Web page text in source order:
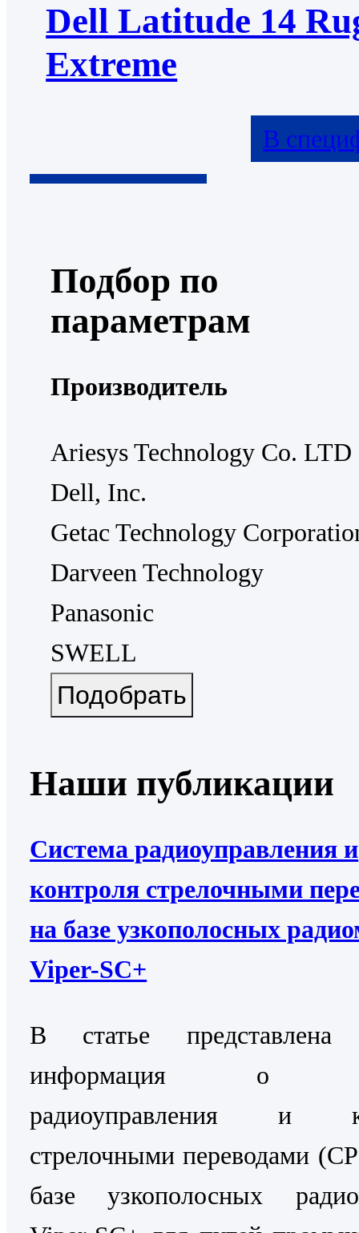
Dell Latitude 14
Extreme
В
Подбор по
параметрам
Производитель
Ariesys Technology Co. LTD
Dell, Inc.
Getac Technology
Darveen Technology
Panasonic
SWELL
Наши публикации
Система радиоуправления и
контроля стрелочными
на базе узкополосных
Viper-SC+
В статье представлена
информация о
радиоуправления и
стрелочными переводами
базе узкополосных